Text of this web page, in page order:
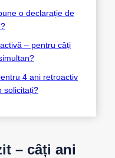
o declarație de
– pentru câți
4 ani retroactiv
solicitați?
– câți ani